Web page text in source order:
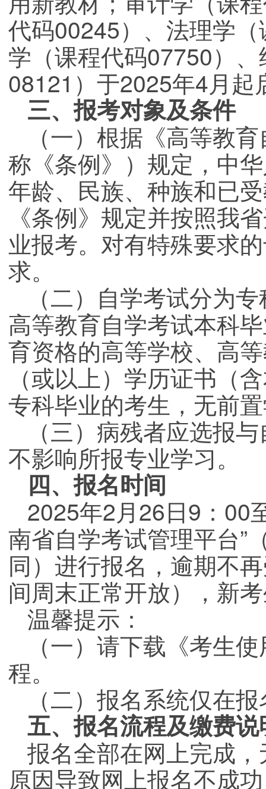
代码00245）、法理学
学（课程代码07750）
08121）于2025年4月
三、报考对象及条件
（一）根据《高等教
称《条例》）规定，中
年龄、民族、种族和已
《条例》规定并按照我
业报考。对有特殊要求
求。
（二）自学考试分为
高等教育自学考试本科
育资格的高等学校、高
（或以上）学历证书（
专科毕业的考生，无前
（三）病残者应选报
不影响所报专业学习。
四、报名时间
2025年2月26日9：00
南省自学考试管理平台”
同）进行报名，逾期不
间周末正常开放），新
温馨提示：
（一）请下载《考生
程。
（二）报名系统仅在
五、报名流程及缴费说
报名全部在网上完成
原因导致网上报名不成